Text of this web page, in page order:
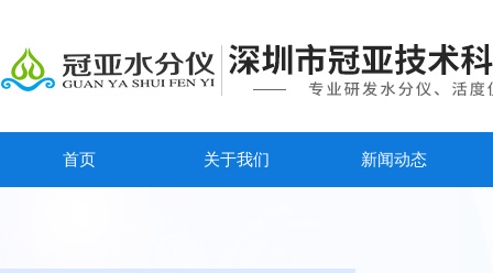
首页 关于我们 新闻动态